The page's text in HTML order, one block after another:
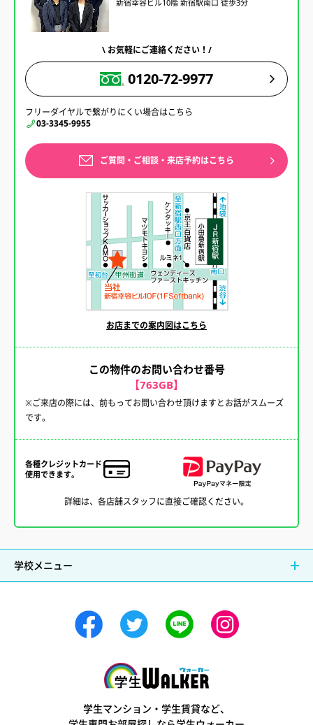
新宿幸容ビル10階 新宿駅南口 徒歩3分
\ お気軽にご連絡ください！/
0120-72-9977
フリーダイヤルで繋がりにくい場合はこちら
03-3345-9955
ご質問・ご相談・来店予約はこちら
お店までの案内図はこちら
この物件のお問い合わせ番号
【763GB】
※ご来店の際には、前もってお問い合わせ頂けますとお話がスムーズ
です。
各種クレジットカード
使用できます。
詳細は、各店舗スタッフに直接ご確認ください。
学校メニュー
学生マンション・学生賃貸など、